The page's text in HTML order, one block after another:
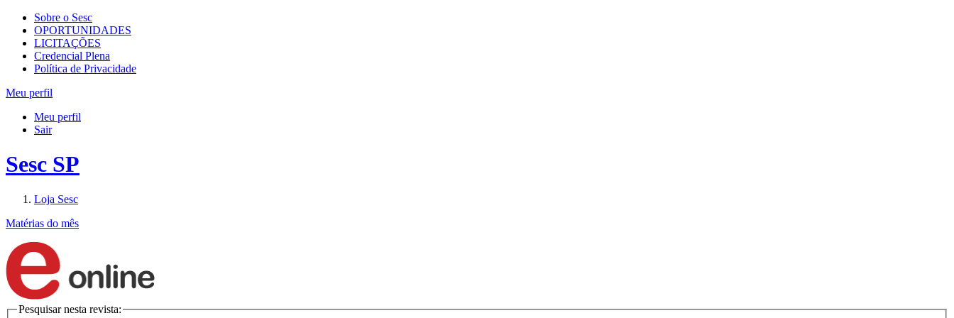
Sobre o Sesc
OPORTUNIDADES
LICITAÇÕES
Credencial Plena
Política de Privacidade
Meu perfil
Meu perfil
Sair
Sesc SP
Loja Sesc
Matérias do mês
Pesquisar nesta revista: